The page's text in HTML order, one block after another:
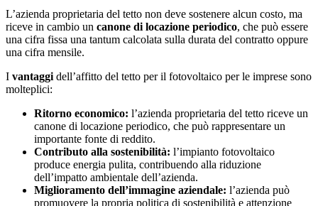
L’azienda proprietaria del tetto non deve sostenere alcun costo, ma
riceve in cambio un canone di locazione periodico, che può essere
una cifra fissa una tantum calcolata sulla durata del contratto oppure
una cifra mensile.
I vantaggi dell’affitto del tetto per il fotovoltaico per le imprese sono
molteplici:
Ritorno economico: l’azienda proprietaria del tetto riceve un
canone di locazione periodico, che può rappresentare un
importante fonte di reddito.
Contributo alla sostenibilità: l’impianto fotovoltaico
produce energia pulita, contribuendo alla riduzione
dell’impatto ambientale dell’azienda.
Miglioramento dell’immagine aziendale: l’azienda può
promuovere la propria politica di sostenibilità e attenzione